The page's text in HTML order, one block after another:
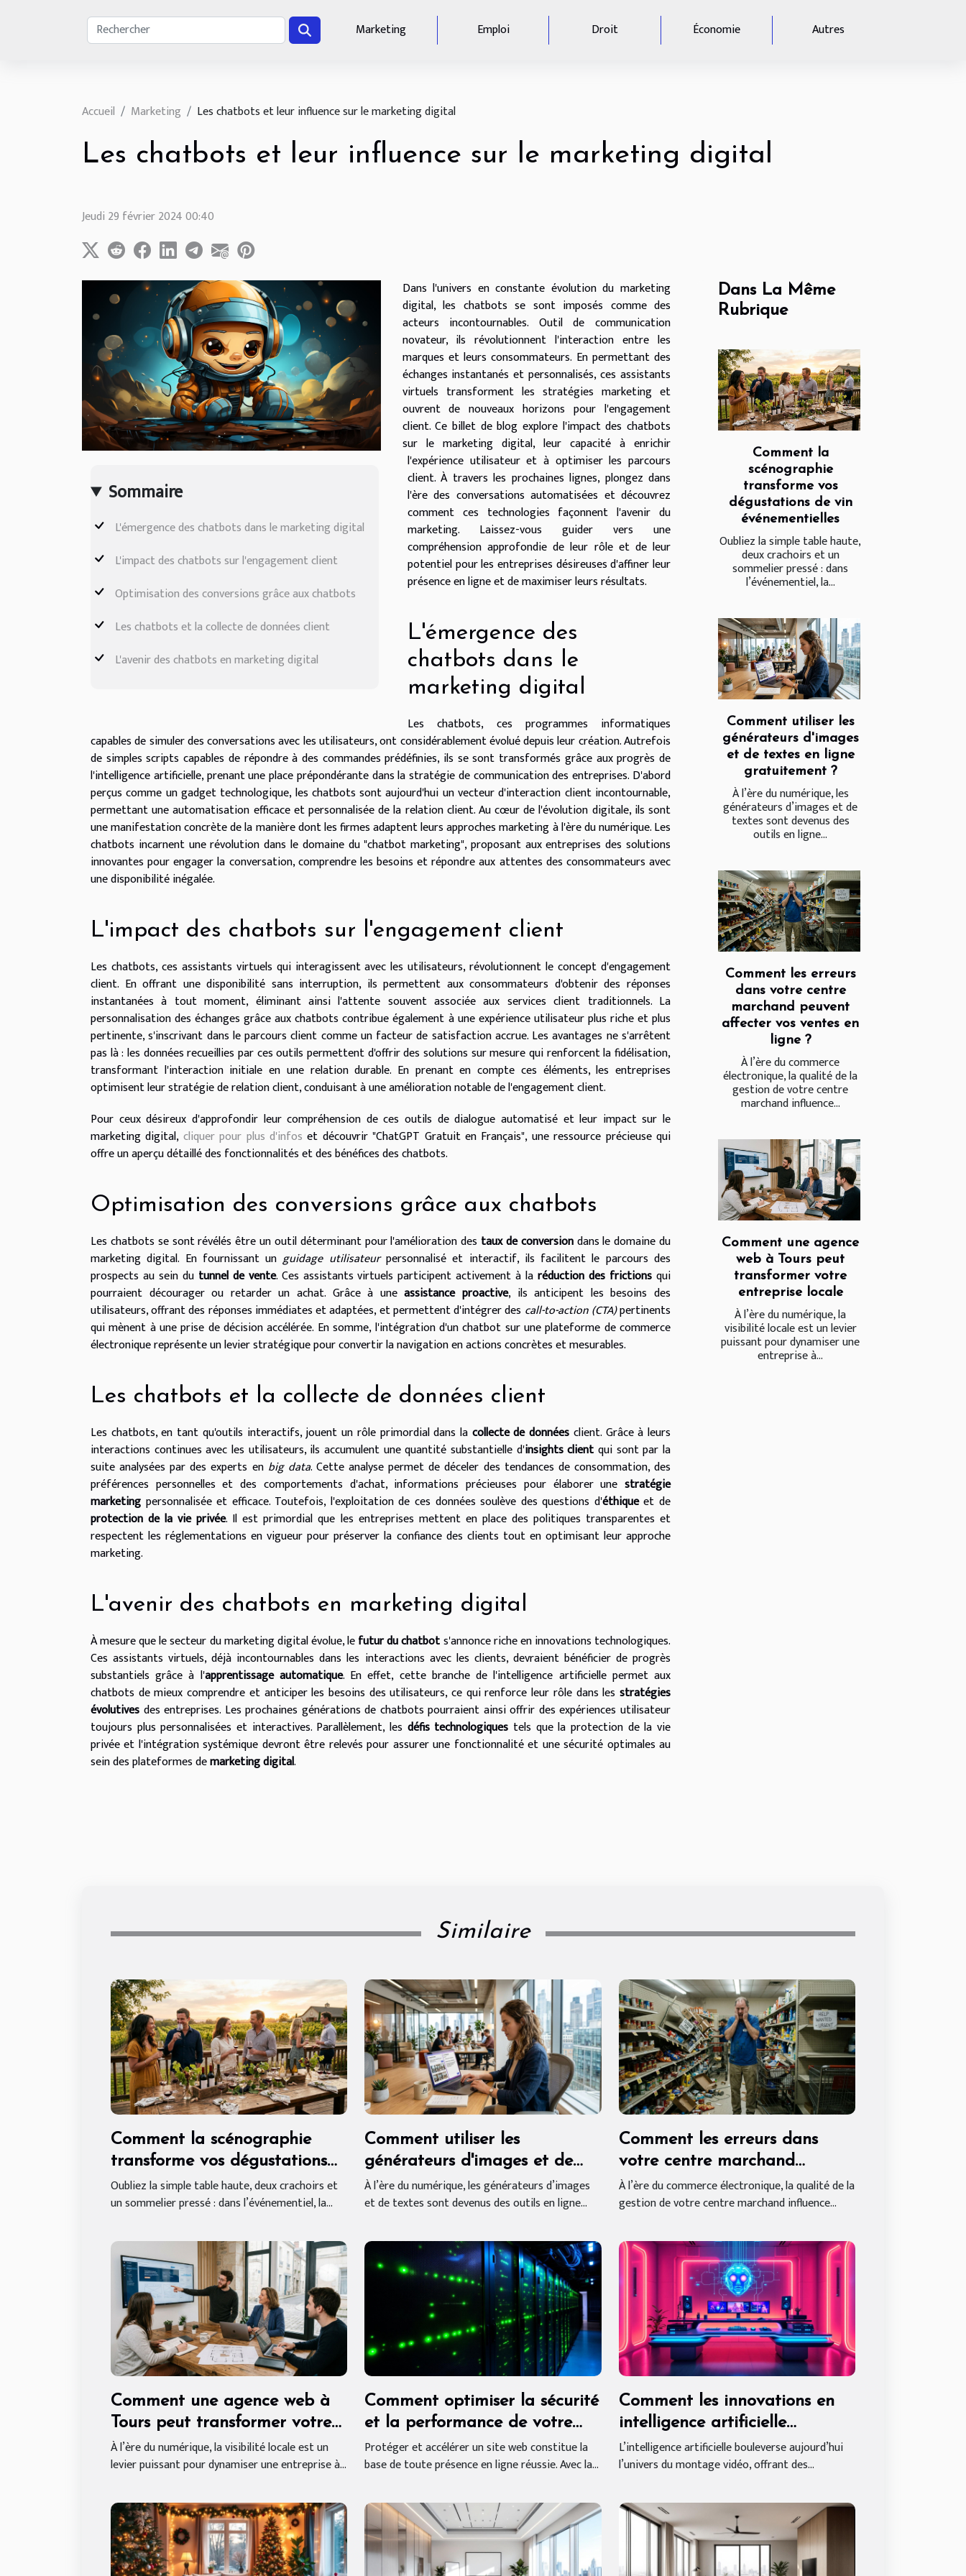
Marketing Emploi Droit Économie Autres
Accueil Marketing Les chatbots et leur influence sur le marketing digital
Les chatbots et leur influence sur le marketing digital
Jeudi 29 février 2024 00:40
Sommaire
L'émergence des chatbots dans le marketing digital
L'impact des chatbots sur l'engagement client
Optimisation des conversions grâce aux chatbots
Les chatbots et la collecte de données client
L'avenir des chatbots en marketing digital
Dans l'univers en constante évolution du marketing
digital, les chatbots se sont imposés comme des
acteurs incontournables. Outil de communication
novateur, ils révolutionnent l'interaction entre les
marques et leurs consommateurs. En permettant des
échanges instantanés et personnalisés, ces assistants
virtuels transforment les stratégies marketing et
ouvrent de nouveaux horizons pour l'engagement
client. Ce billet de blog explore l'impact des chatbots
sur le marketing digital, leur capacité à enrichir
l'expérience utilisateur et à optimiser les parcours
client. À travers les prochaines lignes, plongez dans
l'ère des conversations automatisées et découvrez
comment ces technologies façonnent l'avenir du
marketing. Laissez-vous guider vers une
compréhension approfondie de leur rôle et de leur
potentiel pour les entreprises désireuses d'affiner leur
présence en ligne et de maximiser leurs résultats.
L'émergence des
chatbots dans le
marketing digital
Les chatbots, ces programmes informatiques
capables de simuler des conversations avec les utilisateurs, ont considérablement évolué depuis leur création. Autrefois
de simples scripts capables de répondre à des commandes prédéfinies, ils se sont transformés grâce aux progrès de
l'intelligence artificielle, prenant une place prépondérante dans la stratégie de communication des entreprises. D'abord
perçus comme un gadget technologique, les chatbots sont aujourd'hui un vecteur d'interaction client incontournable,
permettant une automatisation efficace et personnalisée de la relation client. Au cœur de l'évolution digitale, ils sont
une manifestation concrète de la manière dont les firmes adaptent leurs approches marketing à l'ère du numérique. Les
chatbots incarnent une révolution dans le domaine du "chatbot marketing", proposant aux entreprises des solutions
innovantes pour engager la conversation, comprendre les besoins et répondre aux attentes des consommateurs avec
une disponibilité inégalée.
L'impact des chatbots sur l'engagement client
Les chatbots, ces assistants virtuels qui interagissent avec les utilisateurs, révolutionnent le concept d'engagement
client. En offrant une disponibilité sans interruption, ils permettent aux consommateurs d'obtenir des réponses
instantanées à tout moment, éliminant ainsi l'attente souvent associée aux services client traditionnels. La
personnalisation des échanges grâce aux chatbots contribue également à une expérience utilisateur plus riche et plus
pertinente, s'inscrivant dans le parcours client comme un facteur de satisfaction accrue. Les avantages ne s'arrêtent
pas là : les données recueillies par ces outils permettent d'offrir des solutions sur mesure qui renforcent la fidélisation,
transformant l'interaction initiale en une relation durable. En prenant en compte ces éléments, les entreprises
optimisent leur stratégie de relation client, conduisant à une amélioration notable de l'engagement client.
Pour ceux désireux d'approfondir leur compréhension de ces outils de dialogue automatisé et leur impact sur le
marketing digital, cliquer pour plus d'infos et découvrir "ChatGPT Gratuit en Français", une ressource précieuse qui
offre un aperçu détaillé des fonctionnalités et des bénéfices des chatbots.
Optimisation des conversions grâce aux chatbots
Les chatbots se sont révélés être un outil déterminant pour l'amélioration des taux de conversiondans le domaine du
marketing digital. En fournissant unguidage utilisateurpersonnalisé et interactif, ils facilitent le parcours des
prospects au sein du tunnel de vente. Ces assistants virtuels participent activement à laréduction des frictions qui
pourraient décourager ou retarder un achat. Grâce à uneassistance proactive, ils anticipent les besoins des
utilisateurs, offrant des réponses immédiates et adaptées, et permettent d'intégrer des call-to-action (CTA)pertinents
qui mènent à une prise de décision accélérée. En somme, l'intégration d'un chatbot sur une plateforme de commerce
électronique représente un levier stratégique pour convertir la navigation en actions concrètes et mesurables.
Les chatbots et la collecte de données client
Les chatbots, en tant qu'outils interactifs, jouent un rôle primordial dans la collecte de données client. Grâce à leurs
interactions continues avec les utilisateurs, ils accumulent une quantité substantielle d'insights client qui sont par la
suite analysées par des experts en big data. Cette analyse permet de déceler des tendances de consommation, des
préférences personnelles et des comportements d'achat, informations précieuses pour élaborer une stratégie
marketing personnalisée et efficace. Toutefois, l'exploitation de ces données soulève des questions d'éthiqueet de
protection de la vie privée. Il est primordial que les entreprises mettent en place des politiques transparentes et
respectent les réglementations en vigueur pour préserver la confiance des clients tout en optimisant leur approche
marketing.
L'avenir des chatbots en marketing digital
À mesure que le secteur du marketing digital évolue, lefutur du chatbots'annonce riche en innovations technologiques.
Ces assistants virtuels, déjà incontournables dans les interactions avec les clients, devraient bénéficier de progrès
substantiels grâce à l'apprentissage automatique. En effet, cette branche de l'intelligence artificielle permet aux
chatbots de mieux comprendre et anticiper les besoins des utilisateurs, ce qui renforce leur rôle dans les stratégies
évolutives des entreprises. Les prochaines générations de chatbots pourraient ainsi offrir des expériences utilisateur
toujours plus personnalisées et interactives. Parallèlement, les défis technologiques tels que la protection de la vie
privée et l'intégration systémique devront être relevés pour assurer une fonctionnalité et une sécurité optimales au
sein des plateformes demarketing digital.
Dans La Même
Rubrique
Comment la
scénographie
transforme vos
dégustations de vin
événementielles
Oubliez la simple table haute,
deux crachoirs et un
sommelier pressé : dans
l’événementiel, la...
Comment utiliser les
générateurs d'images
et de textes en ligne
gratuitement ?
À l’ère du numérique, les
générateurs d’images et de
textes sont devenus des
outils en ligne...
Comment les erreurs
dans votre centre
marchand peuvent
affecter vos ventes en
ligne ?
À l’ère du commerce
électronique, la qualité de la
gestion de votre centre
marchand influence...
Comment une agence
web à Tours peut
transformer votre
entreprise locale
À l’ère du numérique, la
visibilité locale est un levier
puissant pour dynamiser une
entreprise à...
Similaire
Comment la scénographie
transforme vos dégustations
de vin événementielles
Oubliez la simple table haute, deux crachoirs et
un sommelier pressé : dans l’événementiel, la...
Comment utiliser les
générateurs d'images et de
textes en ligne gratuitement ?
À l’ère du numérique, les générateurs d’images
et de textes sont devenus des outils en ligne...
Comment les erreurs dans
votre centre marchand
peuvent affecter vos ventes en
ligne ?
À l’ère du commerce électronique, la qualité de la
gestion de votre centre marchand influence...
Comment une agence web à
Tours peut transformer votre
entreprise locale
À l’ère du numérique, la visibilité locale est un
levier puissant pour dynamiser une entreprise à...
Comment optimiser la sécurité
et la performance de votre
site web ?
Protéger et accélérer un site web constitue la
base de toute présence en ligne réussie. Avec la...
Comment les innovations en
intelligence artificielle
transforment le montage
vidéo ?
L’intelligence artificielle bouleverse aujourd’hui
l’univers du montage vidéo, offrant des...